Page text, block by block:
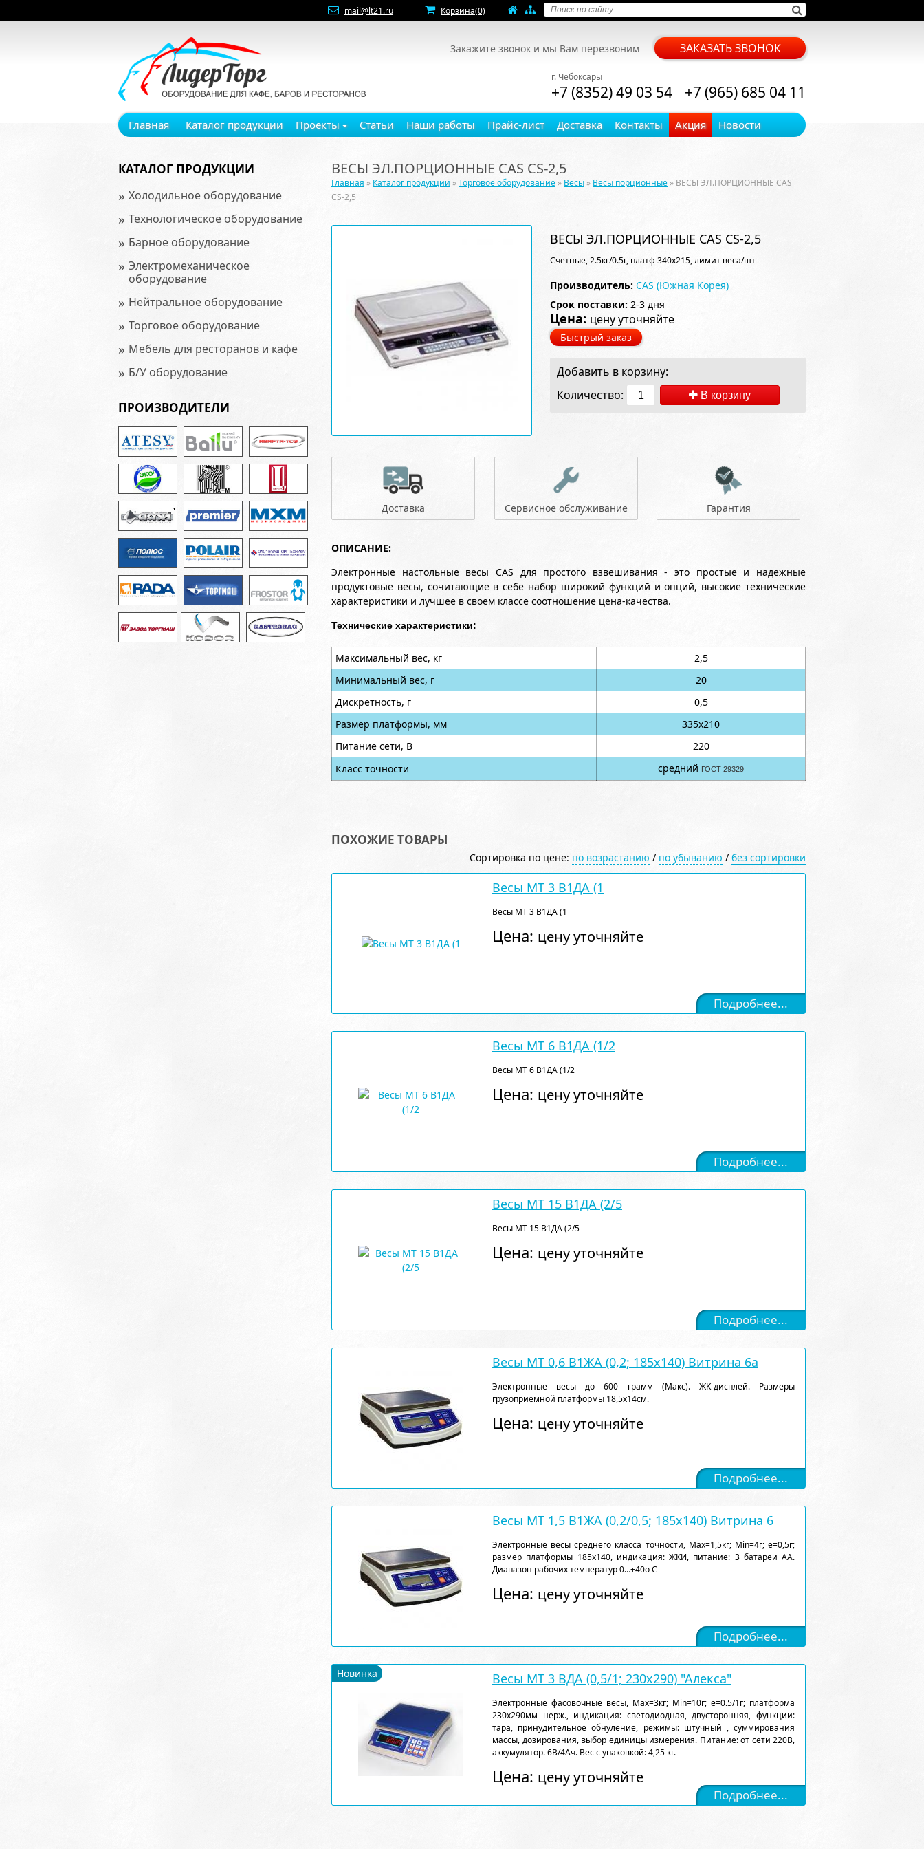
mail@lt21.ru Корзина(0)
Закажите звонок и мы Вам перезвоним ЗАКАЗАТЬ ЗВОНОК
г. Чебоксары
+7 (8352) 49 03 54 +7 (965) 685 04 11
Главная Каталог продукции Проекты Статьи Наши работы Прайс-лист Доставка Контакты Акция Новости
КАТАЛОГ ПРОДУКЦИИ
» Холодильное оборудование
» Технологическое оборудование
» Барное оборудование
» Электромеханическое
оборудование
» Нейтральное оборудование
» Торговое оборудование
» Мебель для ресторанов и кафе
» Б/У оборудование
ПРОИЗВОДИТЕЛИ
ВЕСЫ ЭЛ.ПОРЦИОННЫЕ CAS CS-2,5
Главная » Каталог продукции »Торговое оборудование» Весы » Весы порционные » ВЕСЫ ЭЛ.ПОРЦИОННЫЕ CAS
CS-2,5
ВЕСЫ ЭЛ.ПОРЦИОННЫЕ CAS CS-2,5
Счетные, 2.5кг/0.5г, платф 340х215, лимит веса/шт
Производитель: CAS (Южная Корея)
Срок поставки: 2-3 дня
Цена: цену уточняйте
Быстрый заказ
Добавить в корзину:
Количество:
В корзину
Доставка Сервисное обслуживание Гарантия
ОПИСАНИЕ:
Электронные настольные весы CAS для простого взвешивания - это простые и надежные
продуктовые весы, сочитающие в себе набор широкий функций и опций, высокие технические
характеристики и лучшее в своем классе соотношение цена-качества.
Технические характеристики:
Максимальный вес, кг
2,5
Минимальный вес, г
20
Дискретность, г
0,5
Размер платформы, мм
335х210
Питание сети, В
220
Класс точности
средний ГОСТ 29329
ПОХОЖИЕ ТОВАРЫ
Сортировка по цене: по возрастанию / по убыванию / без сортировки
Весы МТ 3 В1ДА (1
Весы МТ 3 В1ДА (1
Цена: цену уточняйте
Подробнее...
Весы МТ 6 В1ДА (1/2
Весы МТ 6 В1ДА (1/2
Цена: цену уточняйте
Подробнее...
Весы МТ 15 В1ДА (2/5
Весы МТ 15 В1ДА (2/5
Цена: цену уточняйте
Подробнее...
Весы МТ 0,6 В1ЖА (0,2; 185x140) Витрина 6a
Электронные весы до 600 грамм (Макс). ЖК-дисплей. Размеры
грузоприемной платформы 18,5х14см.
Цена: цену уточняйте
Подробнее...
Весы МТ 1,5 В1ЖА (0,2/0,5; 185x140) Витрина 6
Электронные весы среднего класса точности, Max=1,5кг; Min=4г; e=0,5г;
размер платформы 185х140, индикация: ЖКИ, питание: 3 батареи АА.
Диапазон рабочих температур 0…+40о С
Цена: цену уточняйте
Подробнее...
Новинка Весы МТ 3 ВДА (0,5/1; 230х290) "Алекса"
Электронные фасовочные весы, Max=3кг; Min=10г; e=0.5/1г; платформа
230х290мм нерж., индикация: светодиодная, двусторонняя, функции:
тара, принудительное обнуление, режимы: штучный , суммирования
массы, дозирования, выбор единицы измерения. Питание: от сети 220В,
аккумулятор. 6В/4Ач. Вес с упаковкой: 4,25 кг.
Цена: цену уточняйте
Подробнее...